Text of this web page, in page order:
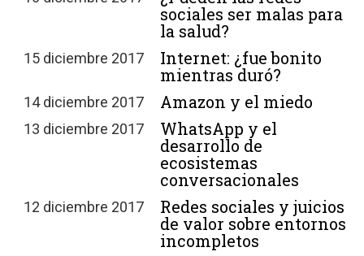
sociales ser malas para
la salud?
15 diciembre 2017
Internet: ¿fue bonito
mientras duró?
14 diciembre 2017 Amazon y el miedo
13 diciembre 2017
WhatsApp y el
desarrollo de
ecosistemas
conversacionales
12 diciembre 2017
Redes sociales y juicios
de valor sobre entornos
incompletos